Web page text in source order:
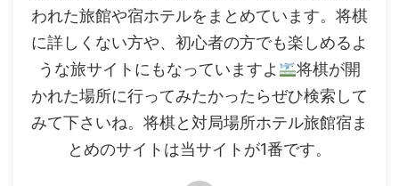
われた旅館や宿ホテルをまとめています。将棋
に詳しくない方や、初心者の方でも楽しめるよ
うな旅サイトにもなっていますよ
将棋が開
かれた場所に行ってみたかったらぜひ検索して
みて下さいね。将棋と対局場所ホテル旅館宿ま
とめのサイトは当サイトが1番です。